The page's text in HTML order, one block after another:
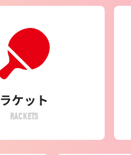
ラケット
RACKETS